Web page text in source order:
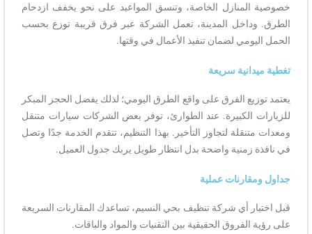
الخاصة، وتنسق المواعيد على نحو يخفف ازدحام
المدينة، تعمل الشركة عبر فرق قريبة توزع بحسب
لضمان تنفيذ الأعمال في وقتها.
سريعة
الفرق على واقع الطرق اليومي؛ لذلك يفضل الحجز المبكر
الكبيرة. عند الطوارئ، توفر بعض الشركات سيارات متنقل
لتجاوز التأخير. بهذا التنظيم، تتقدم الخدمة جدًا وتصل
واضحة بدل انتظار طويل يربك جدول العميل.
عملية
أي شركة تنظيف بحي النسيم، تساعدك المقارنات السريعة
الحقيقية بين التقنيات والمواد والباقات.